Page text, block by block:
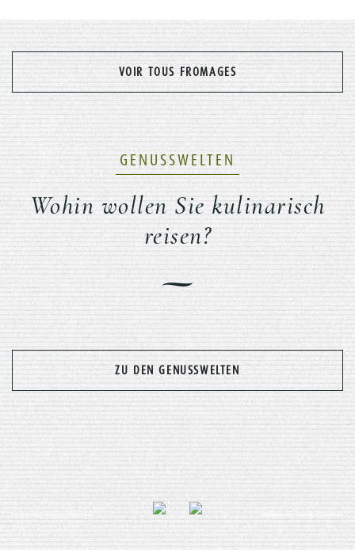
VOIR TOUS FROMAGES
GENUSSWELTEN
Wohin wollen Sie kulinarisch
reisen?
Previous Next
ZU DEN GENUSSWELTEN